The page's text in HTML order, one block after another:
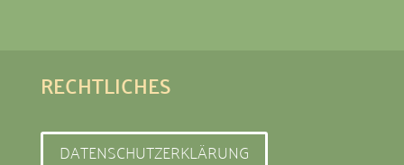
RECHTLICHES
DATENSCHUTZERKLÄRUNG